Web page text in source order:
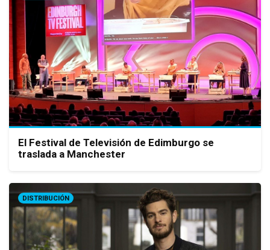
El Festival de Televisión de Edimburgo se
traslada a Manchester
DISTRIBUCIÓN